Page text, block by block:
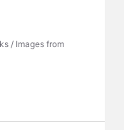
/ Images from